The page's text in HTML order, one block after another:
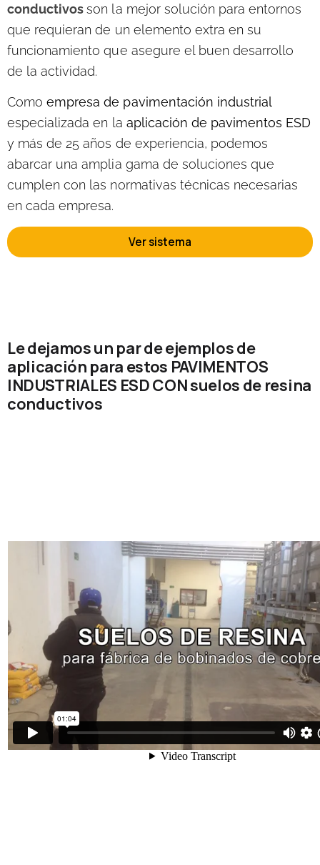
conductivosson la mejor solución para entornos
que requieran de un elemento extra en su
funcionamiento que asegure el buen desarrollo
de la actividad.
Comoempresa de pavimentación industrial
especializada en la aplicación de pavimentos ESD
y más de 25 años de experiencia, podemos
abarcar una amplia gama de soluciones que
cumplen con las normativas técnicas necesarias
en cada empresa.
Ver sistema
Le dejamos un par de ejemplos de
aplicación para estos PAVIMENTOS
INDUSTRIALES ESD CON suelos de resina
conductivos